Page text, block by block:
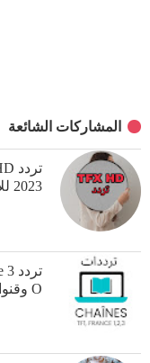
المشاركات الشائعة
2023 للأفلام الرومانسية
O وقنوات فرنسية أخرى على Astra 19